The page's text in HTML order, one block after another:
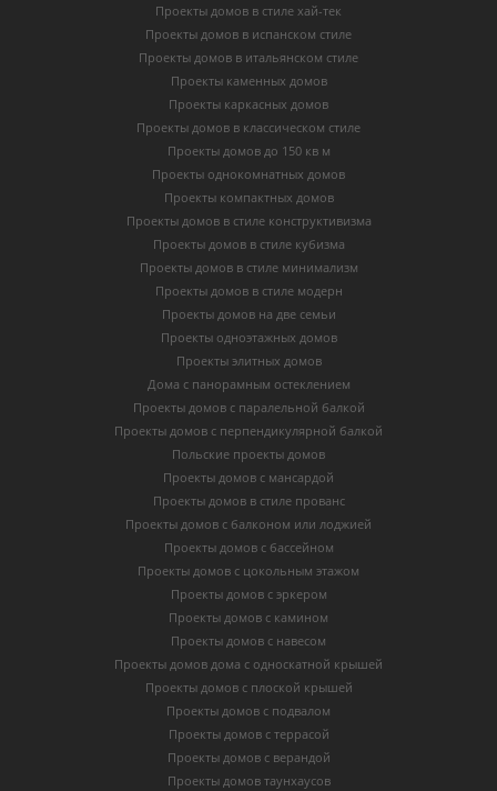
Проекты домов в стиле хай-тек
Проекты домов в испанском стиле
Проекты домов в итальянском стиле
Проекты каменных домов
Проекты каркасных домов
Проекты домов в классическом стиле
Проекты домов до 150 кв м
Проекты однокомнатных домов
Проекты компактных домов
Проекты домов в стиле конструктивизма
Проекты домов в стиле кубизма
Проекты домов в стиле минимализм
Проекты домов в стиле модерн
Проекты домов на две семьи
Проекты одноэтажных домов
Проекты элитных домов
Дома с панорамным остеклением
Проекты домов с паралельной балкой
Проекты домов с перпендикулярной балкой
Польские проекты домов
Проекты домов с мансардой
Проекты домов в стиле прованс
Проекты домов с балконом или лоджией
Проекты домов с бассейном
Проекты домов с цокольным этажом
Проекты домов с эркером
Проекты домов с камином
Проекты домов с навесом
Проекты домов дома с односкатной крышей
Проекты домов с плоской крышей
Проекты домов с подвалом
Проекты домов с террасой
Проекты домов с верандой
Проекты домов таунхаусов